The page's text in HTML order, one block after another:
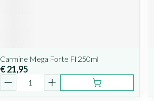
Carmine Mega Forte Fl 250ml
€ 21,95